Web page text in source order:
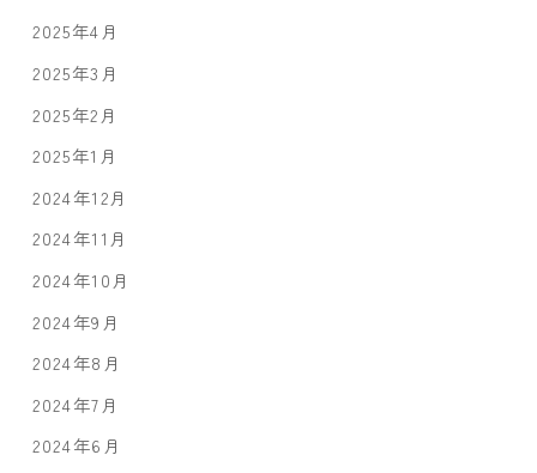
2025年4月
2025年3月
2025年2月
2025年1月
2024年12月
2024年11月
2024年10月
2024年9月
2024年8月
2024年7月
2024年6月